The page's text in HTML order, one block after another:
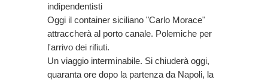
indipendentisti
Oggi il container siciliano "Carlo Morace"
attraccherà al porto canale. Polemiche per
l'arrivo dei rifiuti.
Un viaggio interminabile. Si chiuderà oggi,
quaranta ore dopo la partenza da Napoli, la